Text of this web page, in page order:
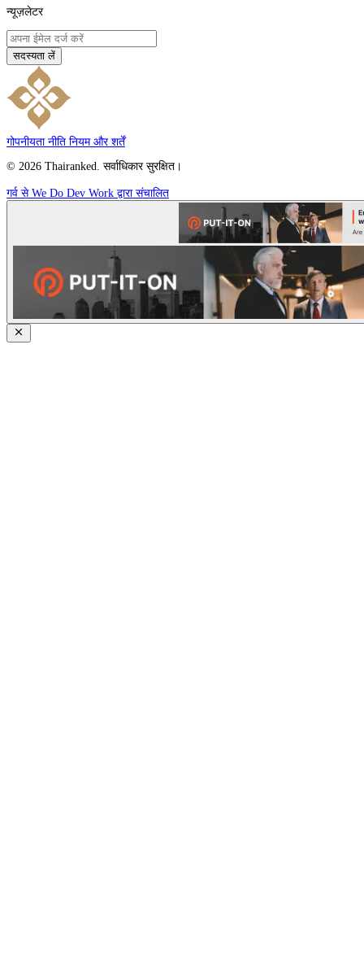
न्यूज़लेटर
सदस्यता लें
गोपनीयता नीति नियम और शर्तें
© 2026 Thairanked. सर्वाधिकार सुरक्षित।
गर्व से We Do Dev Work द्वारा संचालित